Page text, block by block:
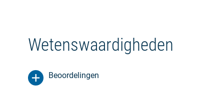
Wetenswaardigheden
Beoordelingen